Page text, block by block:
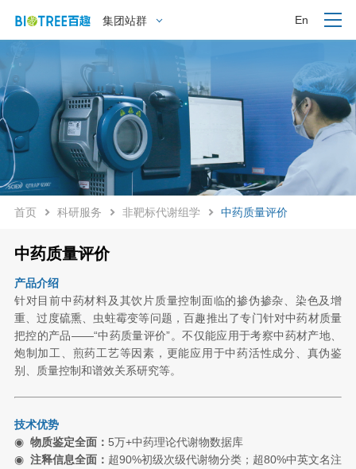
集团站群 En
首页 科研服务 非靶标代谢组学 中药质量评价
中药质量评价
产品介绍
针对目前中药材料及其饮片质量控制面临的掺伪掺杂、染色及增
重、过度硫熏、虫蛀霉变等问题，百趣推出了专门针对中药材质量
把控的产品——“中药质量评价”。不仅能应用于考察中药材产地、
炮制加工、煎药工艺等因素，更能应用于中药活性成分、真伪鉴
别、质量控制和谱效关系研究等。
技术优势
◉ 物质鉴定全面： 5万+中药理论代谢物数据库
◉ 注释信息全面： 超90%初级次级代谢物分类；超80%中英文名注